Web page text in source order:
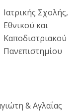
Ιατρικής Σχολής,
Εθνικού και
Καποδιστριακού
Πανεπιστημίου
& Αγλαΐας